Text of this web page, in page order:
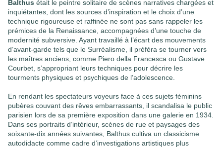
Balthus était le peintre solitaire de scènes narratives chargées et
inquiétantes, dont les sources d’inspiration et le choix d’une
technique rigoureuse et raffinée ne sont pas sans rappeler les
prémices de la Renaissance, accompagnées d’une touche de
modernité subversive. Ayant travaillé à l’écart des mouvements
d’avant-garde tels que le Surréalisme, il préféra se tourner vers
les maîtres anciens, comme Piero della Francesca ou Gustave
Courbet, s’appropriant leurs techniques pour décrire les
tourments physiques et psychiques de l’adolescence.
En rendant les spectateurs voyeurs face à ces sujets féminins
pubères couvant des rêves embarrassants, il scandalisa le public
parisien lors de sa première exposition dans une galerie en 1934.
Dans ses portraits d’intérieur, scènes de rue et paysages des
soixante-dix années suivantes, Balthus cultiva un classicisme
autodidacte comme cadre d’investigations artistiques plus